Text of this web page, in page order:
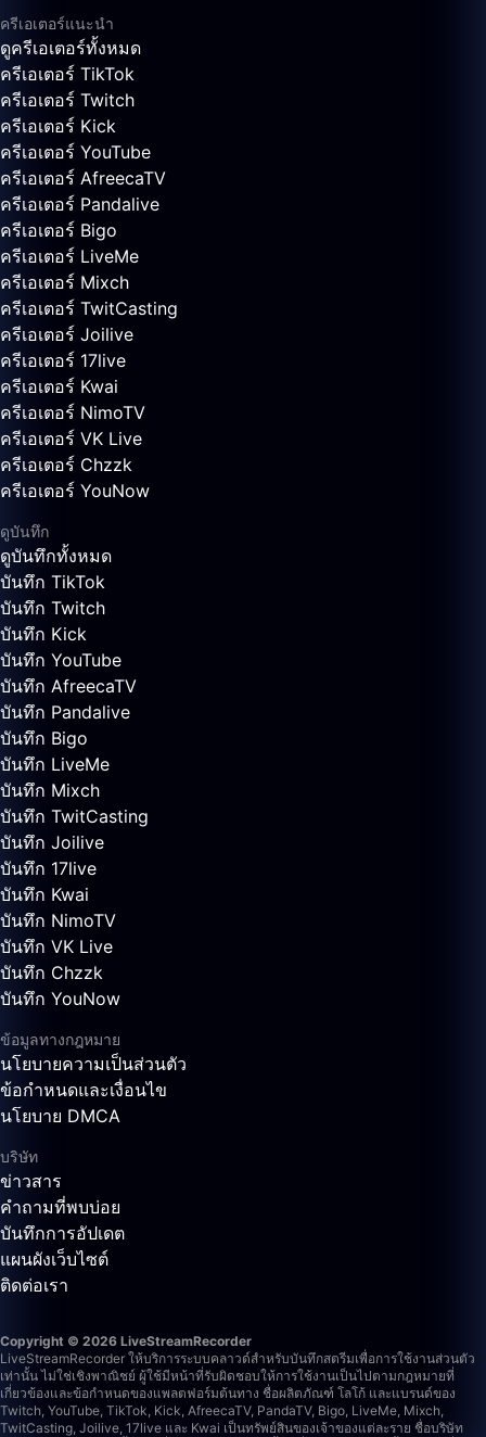
ครีเอเตอร์แนะนำ
ดูครีเอเตอร์ทั้งหมด
ครีเอเตอร์ TikTok
ครีเอเตอร์ Twitch
ครีเอเตอร์ Kick
ครีเอเตอร์ YouTube
ครีเอเตอร์ AfreecaTV
ครีเอเตอร์ Pandalive
ครีเอเตอร์ Bigo
ครีเอเตอร์ LiveMe
ครีเอเตอร์ Mixch
ครีเอเตอร์ TwitCasting
ครีเอเตอร์ Joilive
ครีเอเตอร์ 17live
ครีเอเตอร์ Kwai
ครีเอเตอร์ NimoTV
ครีเอเตอร์ VK Live
ครีเอเตอร์ Chzzk
ครีเอเตอร์ YouNow
ดูบันทึก
ดูบันทึกทั้งหมด
บันทึก TikTok
บันทึก Twitch
บันทึก Kick
บันทึก YouTube
บันทึก AfreecaTV
บันทึก Pandalive
บันทึก Bigo
บันทึก LiveMe
บันทึก Mixch
บันทึก TwitCasting
บันทึก Joilive
บันทึก 17live
บันทึก Kwai
บันทึก NimoTV
บันทึก VK Live
บันทึก Chzzk
บันทึก YouNow
ข้อมูลทางกฎหมาย
นโยบายความเป็นส่วนตัว
ข้อกำหนดและเงื่อนไข
นโยบาย DMCA
บริษัท
ข่าวสาร
คำถามที่พบบ่อย
บันทึกการอัปเดต
แผนผังเว็บไซต์
ติดต่อเรา
Copyright © 2026 LiveStreamRecorder
LiveStreamRecorder ให้บริการระบบคลาวด์สำหรับบันทึกสตรีมเพื่อการใช้งานส่วนตัว
เท่านั้น ไม่ใช่เชิงพาณิชย์ ผู้ใช้มีหน้าที่รับผิดชอบให้การใช้งานเป็นไปตามกฎหมายที่
เกี่ยวข้องและข้อกำหนดของแพลตฟอร์มต้นทาง ชื่อผลิตภัณฑ์ โลโก้ และแบรนด์ของ
Twitch, YouTube, TikTok, Kick, AfreecaTV, PandaTV, Bigo, LiveMe, Mixch,
TwitCasting, Joilive, 17live และ Kwai เป็นทรัพย์สินของเจ้าของแต่ละราย ชื่อบริษัท